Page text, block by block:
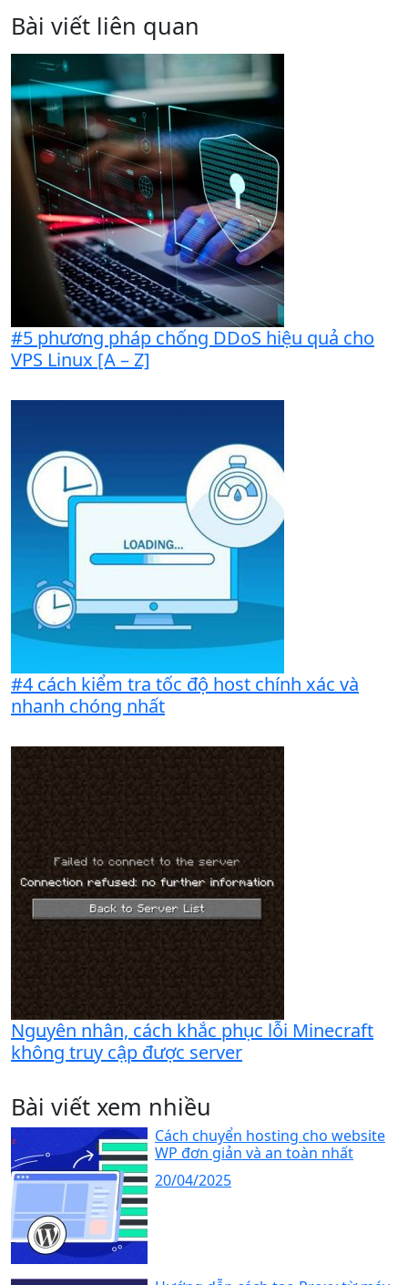
Bài viết liên quan
#5 phương pháp chống DDoS hiệu quả cho
VPS Linux [A – Z]
#4 cách kiểm tra tốc độ host chính xác và
nhanh chóng nhất
Nguyên nhân, cách khắc phục lỗi Minecraft
không truy cập được server
Bài viết xem nhiều
Cách chuyển hosting cho website
WP đơn giản và an toàn nhất
20/04/2025